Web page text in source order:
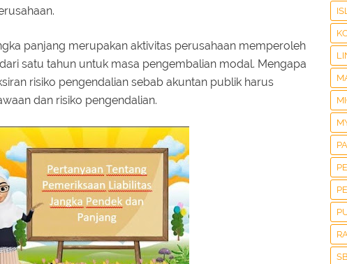
panjang merupakan aktivitas perusahaan memperoleh
satu tahun untuk masa pengembalian modal. Mengapa
risiko pengendalian sebab akuntan publik harus
dan risiko pengendalian.